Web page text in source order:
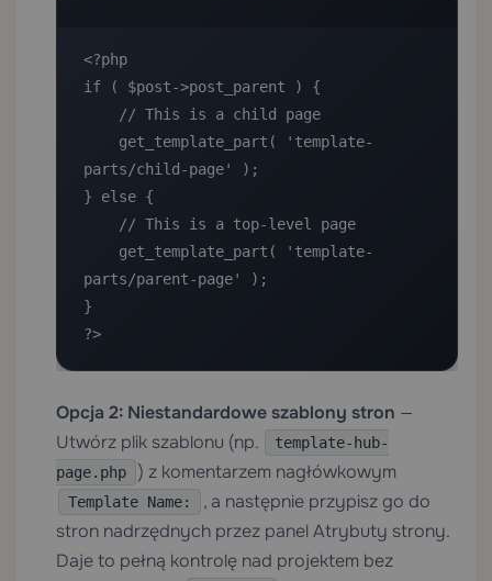
<?php
if ( $post->post_parent ) {
parts/child-page' );
} else {
parts/parent-page' );
}
?>
Opcja 2: Niestandardowe szablony stron —
Utwórz plik szablonu (np.
template-hub-
page.php
) z komentarzem nagłówkowym
Template Name:
, a następnie przypisz go do
stron nadrzędnych przez panel Atrybuty strony.
Daje to pełną kontrolę nad projektem bez